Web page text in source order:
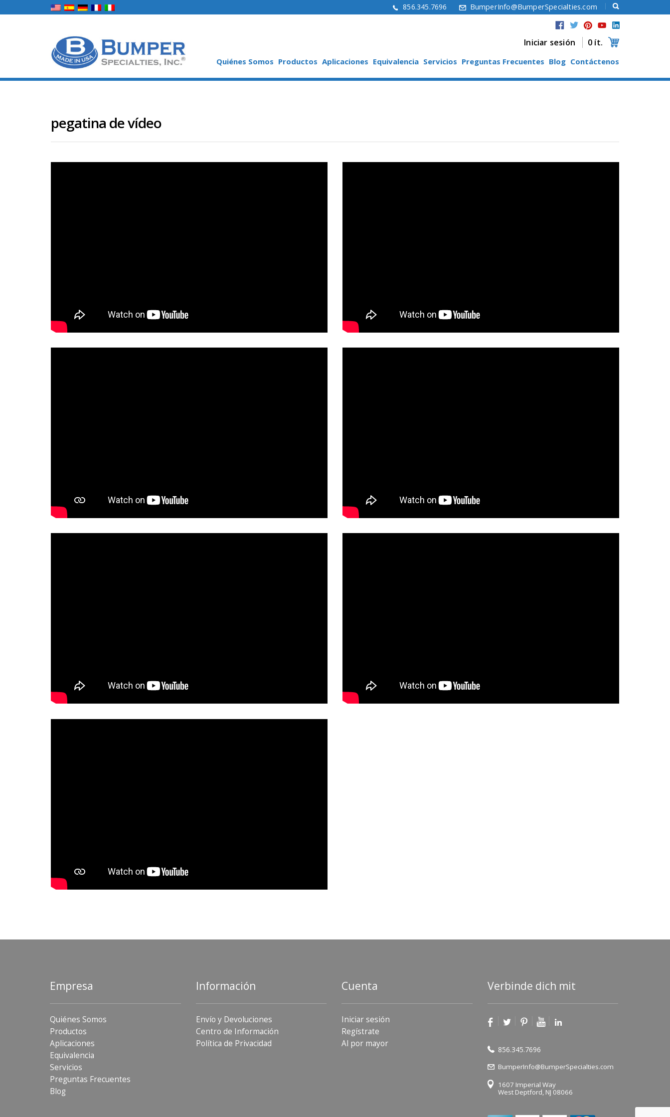
856.345.7696 BumperInfo@BumperSpecialties.com
Iniciar sesión 0 ít.
Quiénes Somos Productos Aplicaciones Equivalencia Servicios Preguntas Frecuentes Blog Contáctenos
pegatina de vídeo
Empresa
Quiénes Somos
Productos
Aplicaciones
Equivalencia
Servicios
Preguntas Frecuentes
Blog
Información
Envío y Devoluciones
Centro de Información
Política de Privacidad
Cuenta
Iniciar sesión
Regístrate
Al por mayor
Verbinde dich mit
856.345.7696
BumperInfo@BumperSpecialties.com
1607 Imperial Way
West Deptford, NJ 08066